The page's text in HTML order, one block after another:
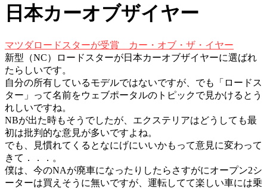
日本カーオブザイヤー
マツダロードスターが受賞 カー・オブ・ザ・イヤー
新型（NC）ロードスターが日本カーオブザイヤーに選ばれ
たらしいです。
自分の所有しているモデルではないですが、でも「ロードス
ター」って名前をウェブポータルのトピックで見かけるとう
れしいですね。
NBが出た時もそうでしたが、エクステリアはどうしても最
初は批判的な意見が多いですよね。
でも、見慣れてくるとなにげにいいかもって意見に変わって
きて．．．。
僕は、今のNAが廃車になったりしたらさすがにオープン2シ
ーターは買えそうに無いですが、運転してて楽しい車には乗